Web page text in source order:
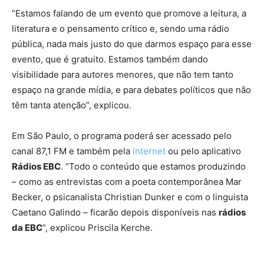
“Estamos falando de um evento que promove a leitura, a
literatura e o pensamento crítico e, sendo uma rádio
pública, nada mais justo do que darmos espaço para esse
evento, que é gratuito. Estamos também dando
visibilidade para autores menores, que não tem tanto
espaço na grande mídia, e para debates políticos que não
têm tanta atenção”, explicou.
Em São Paulo, o programa poderá ser acessado pelo
canal 87,1 FM e também pela internet ou pelo aplicativo
Rádios EBC. “Todo o conteúdo que estamos produzindo
– como as entrevistas com a poeta contemporânea Mar
Becker, o psicanalista Christian Dunker e com o linguista
Caetano Galindo – ficarão depois disponíveis nas rádios
da EBC”, explicou Priscila Kerche.